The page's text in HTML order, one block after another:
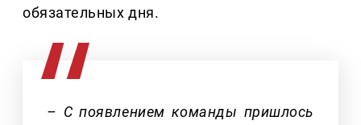
обязательных дня.
– С появлением команды пришлось